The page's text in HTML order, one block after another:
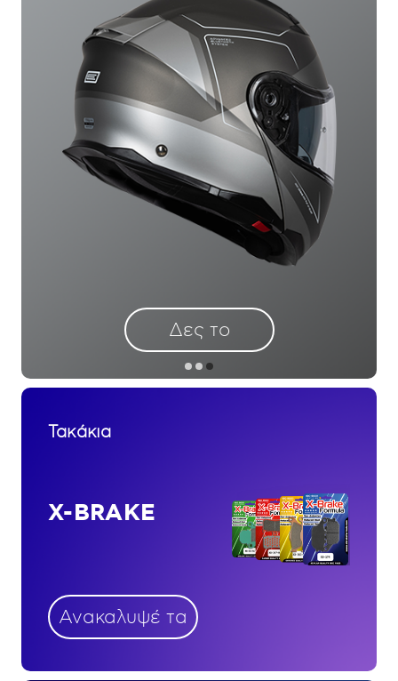
Δες το
Τακάκια
X-BRAKE
Ανακαλυψέ τα